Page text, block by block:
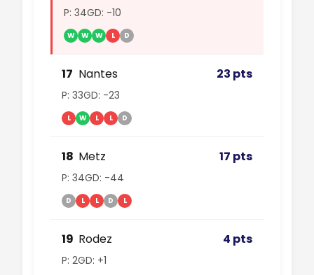
P: 34GD: -10
W W W L D
17 Nantes 23 pts
P: 33GD: -23
L W L L D
18 Metz 17 pts
P: 34GD: -44
D L L D L
19 Rodez 4 pts
P: 2GD: +1